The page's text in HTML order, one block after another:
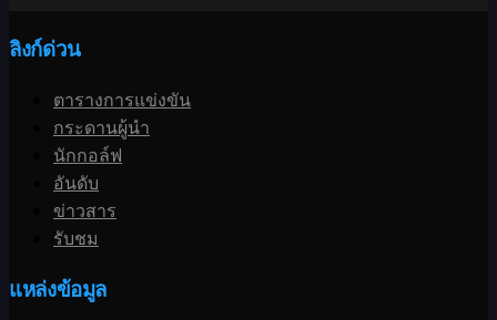
ลิงก์ด่วน
ตารางการแข่งขัน
กระดานผู้นำ
นักกอล์ฟ
อันดับ
ข่าวสาร
รับชม
แหล่งข้อมูล